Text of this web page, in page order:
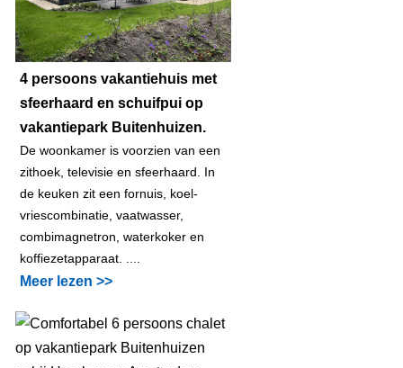
4 persoons vakantiehuis met
sfeerhaard en schuifpui op
vakantiepark Buitenhuizen.
De woonkamer is voorzien van een
zithoek, televisie en sfeerhaard. In
de keuken zit een fornuis, koel-
vriescombinatie, vaatwasser,
combimagnetron, waterkoker en
koffiezetapparaat. ....
Meer lezen >>